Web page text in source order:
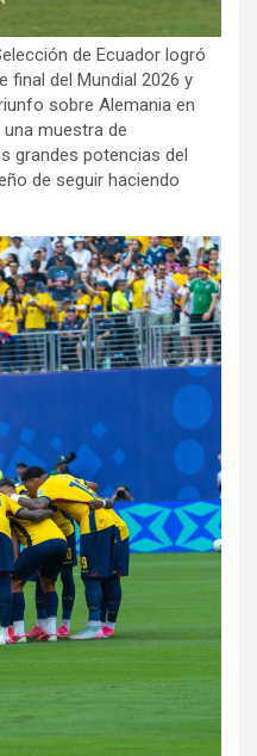
de Ecuador logró
final del Mundial 2026 y
sobre Alemania en
una muestra de
grandes potencias del
de seguir haciendo